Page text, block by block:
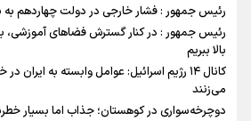
رئیس جمهور : فشار خارجی در دولت چهاردهم
رئیس جمهور : در کنار گسترش فضاهای آموزشی،
بالا ببریم
کانال ۱۴ رژیم اسرائیل: عوامل وابسته به
می‌زنند
دوچرخه‌سواری در کوهستان؛ جذاب اما بسیار